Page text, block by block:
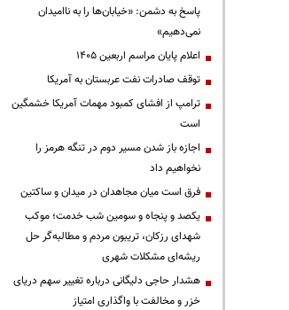
پاسخ به دشمن: «خیابان‌ها را به ناامیدان
نمی‌دهیم»
اعلام پایان مراسم اربعین ۱۴۰۵
توقف صادرات نفت عربستان به آمریکا
ترامپ از افشای کمبود مهمات آمریکا خشمگین
است
اجازه باز شدن مسیر دوم در تنگه هرمز را
نخواهیم داد
فرق است میان مجاهدان در میدان و ساکتین
یکصد و پنجاه و سومین شب خدمت؛ موکب
شهدای رزکان، تریبون مردم و مطالبه‌گر حل
ریشه‌ای مشکلات شهری
هشدار حاجی دلیگانی درباره تغییر سهم دریای
خزر و مخالفت با واگذاری امتیاز